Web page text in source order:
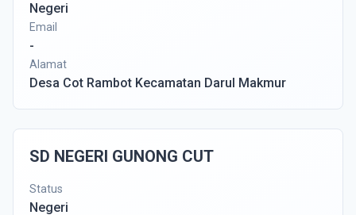
Negeri
Email
-
Alamat
Desa Cot Rambot Kecamatan Darul Makmur
SD NEGERI GUNONG CUT
Status
Negeri